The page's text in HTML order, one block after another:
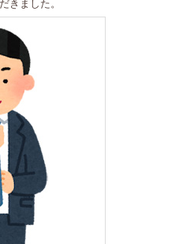
きました。